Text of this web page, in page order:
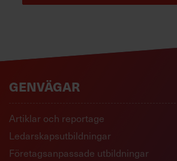
GENVÄGAR
Artiklar och reportage
Ledarskapsutbildningar
Företagsanpassade utbildningar